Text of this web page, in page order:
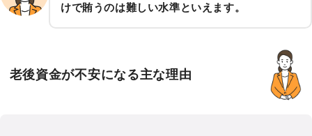
けで賄うのは難しい水準といえます。
老後資金が不安になる主な理由